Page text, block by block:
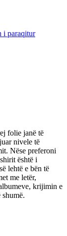
folie janë të
nivele të
Nëse preferoni
është i
lehtë e bën të
me letër,
krijimin e